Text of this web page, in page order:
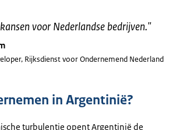
voor Nederlandse bedrijven."
Rijksdienst voor Ondernemend Nederland
in Argentinië?
turbulentie opent Argentinië de